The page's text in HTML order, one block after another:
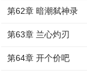
第62章 暗潮弑神录
第63章 兰心灼刃
第64章 开个价吧